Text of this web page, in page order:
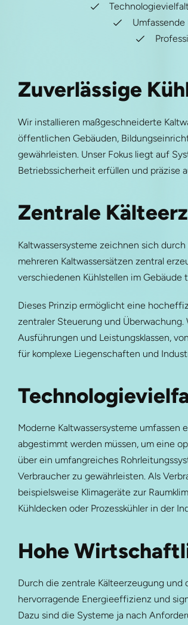
Zuverlässige
Wir installieren maßgeschneiderte
öffentlichen Gebäuden,
gewährleisten. Unser Fokus liegt auf
Betriebssicherheit erfüllen und präzise
Zentrale
Kaltwassersysteme zeichnen sich
mehreren Kaltwassersätzen zentral
verschiedenen Kühlstellen im Gebäude
Dieses Prinzip ermöglicht eine
zentraler Steuerung und
Ausführungen und Leistungsklassen,
für komplexe Liegenschaften und
Moderne Kaltwassersysteme
abgestimmt werden müssen, um eine
über ein umfangreiches
Verbraucher zu gewährleisten. Als
beispielsweise Klimageräte zur
Kühldecken oder Prozesskühler in der
Hohe
Durch die zentrale Kälteerzeugung und
hervorragende Energieeffizienz und
Dazu sind die Systeme ja nach